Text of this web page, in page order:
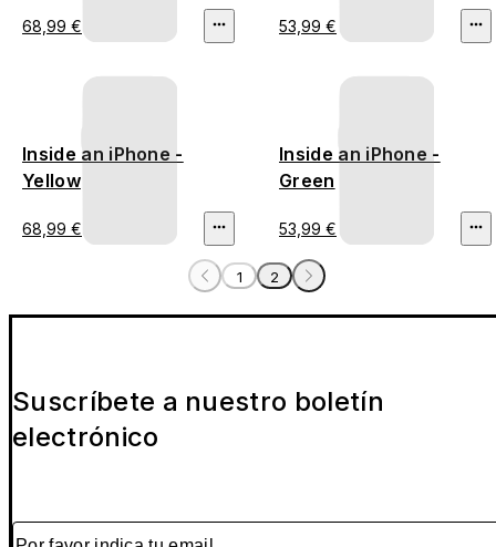
68,99 € 53,99 €
Inside an iPhone -
Yellow
68,99 €
Inside an iPhone -
Green
53,99 €
1 2
Suscríbete a nuestro boletín
electrónico
Por favor indica tu email